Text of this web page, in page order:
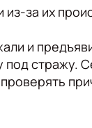
из-за их
и
под стражу.